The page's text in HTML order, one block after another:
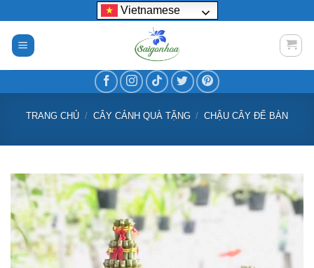
nội
dung
Vietnamese
TRANG CHỦ / CÂY CẢNH QUÀ TẶNG / CHẬU CÂY ĐỂ BÀN